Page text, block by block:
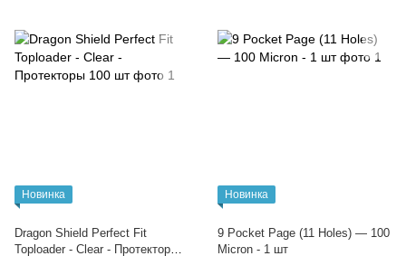
Новинка
Dragon Shield Perfect Fit
Toploader - Clear - Протекторы
Новинка
9 Pocket Page (11 Holes) — 100
Micron - 1 шт